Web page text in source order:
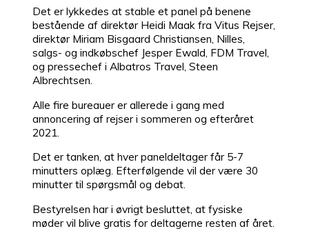
Det er lykkedes at stable et panel på benene
bestående af direktør Heidi Maak fra Vitus Rejser,
direktør Miriam Bisgaard Christiansen, Nilles,
salgs- og indkøbschef Jesper Ewald, FDM Travel,
og pressechef i Albatros Travel, Steen
Albrechtsen.
Alle fire bureauer er allerede i gang med
annoncering af rejser i sommeren og efteråret
2021.
Det er tanken, at hver paneldeltager får 5-7
minutters oplæg. Efterfølgende vil der være 30
minutter til spørgsmål og debat.
Bestyrelsen har i øvrigt besluttet, at fysiske
møder vil blive gratis for deltagerne resten af året.